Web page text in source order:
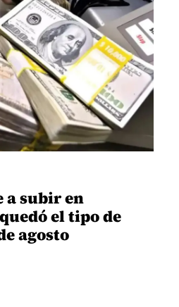
a subir en
el tipo de
agosto